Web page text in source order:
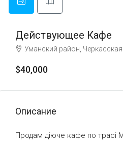
Действующее Кафе
Уманский район,
$40,000
Описание
Продам діюче кафе по трасі